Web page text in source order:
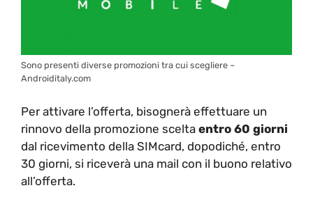
Sono presenti diverse promozioni tra cui scegliere –
Androiditaly.com
Per attivare l’offerta, bisognerà effettuare un
rinnovo della promozione scelta entro 60 giorni
dal ricevimento della SIMcard, dopodiché, entro
30 giorni, si riceverà una mail con il buono relativo
all’offerta.